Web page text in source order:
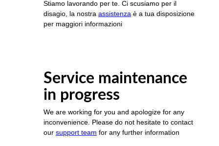
Stiamo lavorando per te. Ci scusiamo per il
disagio, la nostra assistenza è a tua disposizione
per maggiori informazioni
Service maintenance
in progress
We are working for you and apologize for any
inconvenience. Please do not hesitate to contact
our support team for any further information